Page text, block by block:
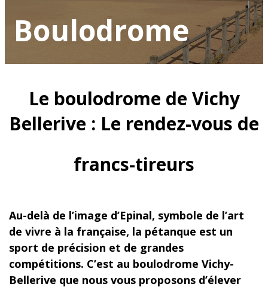
Boulodrome
Le boulodrome de Vichy
Bellerive : Le rendez-vous de
francs-tireurs
Au-delà de l’image d’Epinal, symbole de l’art
de vivre à la française, la pétanque est un
sport de précision et de grandes
compétitions. C’est au boulodrome Vichy-
Bellerive que nous vous proposons d’élever